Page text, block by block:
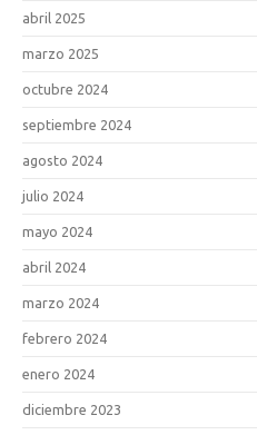
abril 2025
marzo 2025
octubre 2024
septiembre 2024
agosto 2024
julio 2024
mayo 2024
abril 2024
marzo 2024
febrero 2024
enero 2024
diciembre 2023